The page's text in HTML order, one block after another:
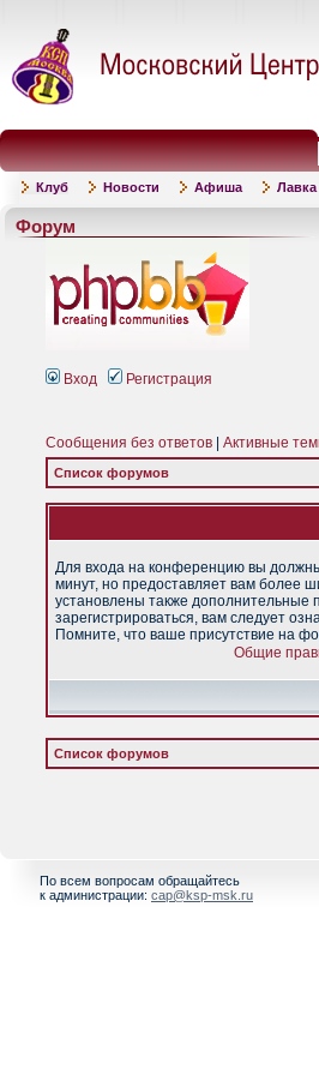
Клуб Новости Афиша Лавка
Форум
Вход Регистрация
Сообщения без ответов Активные
Список форумов
Для входа на конференцию вы должны
минут, но предоставляет вам более
установлены также дополнительные
зарегистрироваться, вам следует
Помните, что ваше присутствие на
Общие
Список форумов
По всем вопросам обращайтесь
к администрации: cap@ksp-msk.ru